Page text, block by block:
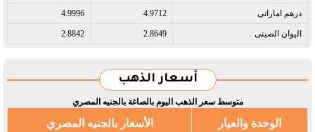
درهم اماراتى​ 4.9712
4.9996
اليوان الصينى​ 2.8649
2.8842
أسعار الذهب
متوسط سعر الذهب اليوم بالصاغة بالجنيه المصري
الوحدة والعيار الأسعار بالجنيه المصري